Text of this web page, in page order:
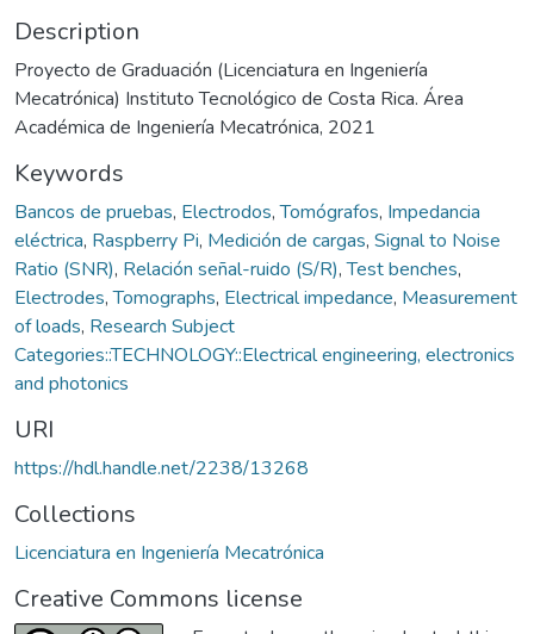
Description
Proyecto de Graduación (Licenciatura en Ingeniería
Mecatrónica) Instituto Tecnológico de Costa Rica. Área
Académica de Ingeniería Mecatrónica, 2021
Keywords
Bancos de pruebas, Electrodos,Tomógrafos, Impedancia
eléctrica, Raspberry Pi, Medición de cargas, Signal to Noise
Ratio (SNR), Relación señal-ruido (S/R),Test benches,
Electrodes,Tomographs, Electrical impedance, Measurement
of loads, Research Subject
Categories::TECHNOLOGY::Electrical engineering, electronics
and photonics
URI
https://hdl.handle.net/2238/13268
Collections
Licenciatura en Ingeniería Mecatrónica
Creative Commons license